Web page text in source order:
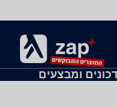
ומבצעים